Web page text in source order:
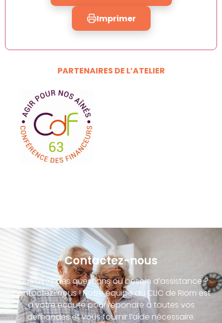
Imprimer
PARTENAIRES DE L’ATELIER
Contactez-nous
Vous avez des questions ou besoin d’assistance ?
Contactez-nous ! Notre équipe du CLIC de Riom est
à votre écoute pour répondre à toutes vos
demandes et vous fournir l’aide nécessaire.